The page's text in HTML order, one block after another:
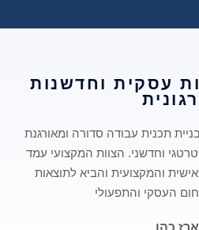
עסקית וחדשנות
בניית תכנית עבודה סדורה ומאורגנת
וחדשני. הצוות המקצועי עמד
והמקצועית והביא לתוצאות
העסקי והתפעולי